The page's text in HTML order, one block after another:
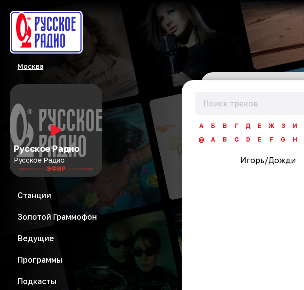
Москва
Русское Радио
Русское Радио
ЭФИР
Станции
Золотой Граммофон
Ведущие
Программы
Подкасты
А Б В Г Д Е Ж З И
@
A B C D E F G H
Игорь/Дожди